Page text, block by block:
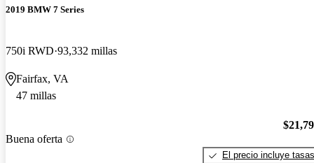
2019 BMW 7 Series
750i RWD 93,332 millas
Fairfax, VA
47 millas
Buena oferta
El precio incluye tasas